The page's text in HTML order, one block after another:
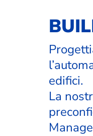
edifici.
La